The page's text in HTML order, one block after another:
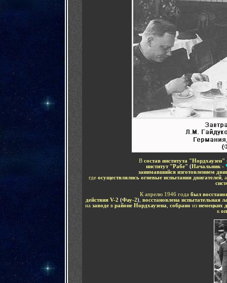
В состав института
институт "Рабе" (Начальник -
занимавшийся изготовлением
где осуществлялись огневые испытания двигателей,
К апрелю 1946 года был
действия V-2 (Фау-2), восстановлена испытательная
на заводе в районе Нордхаузена, собрано из немецких
к